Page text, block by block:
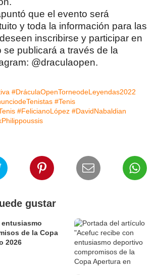
que el evento será
y toda la información para las
inscribirse y participar en
se publicará a través de la
@draculaopen.
#DráculaOpenTorneodeLeyendas2022
#Tenis
#FelicianoLópez #DavidNabaldian
gustar
de la Copa
2026